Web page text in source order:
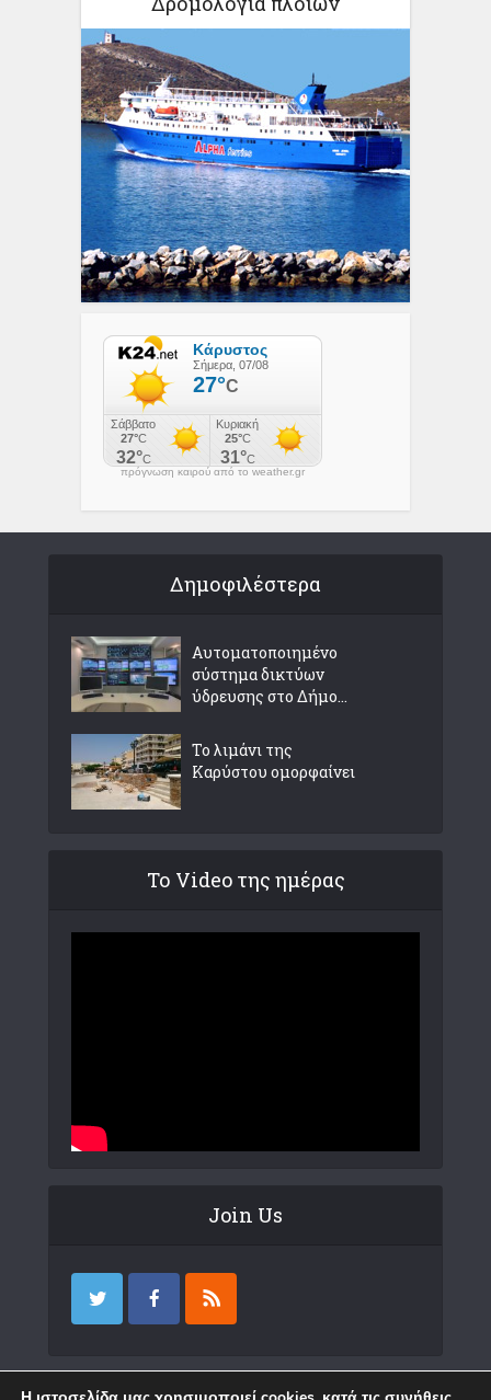
πρόγνωση καιρού από το weather.gr
Δημοφιλέστερα
Αυτοματοποιημένο
σύστημα δικτύων
ύδρευσης στο Δήμο...
Το λιμάνι της
Καρύστου ομορφαίνει
Το Video της ημέρας
Join Us